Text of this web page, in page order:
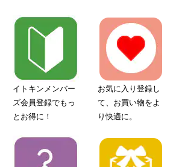
イトキンメンバー
ズ会員登録でもっ
とお得に！
お気に入り登録し
て、お買い物をよ
り快適に。